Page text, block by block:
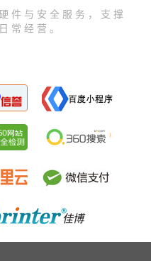
件与安全服务，支撑
常经营。